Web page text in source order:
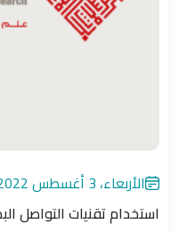
الأربعاء، 3 أغسطس 2022
استخدام تقنيات التواصل